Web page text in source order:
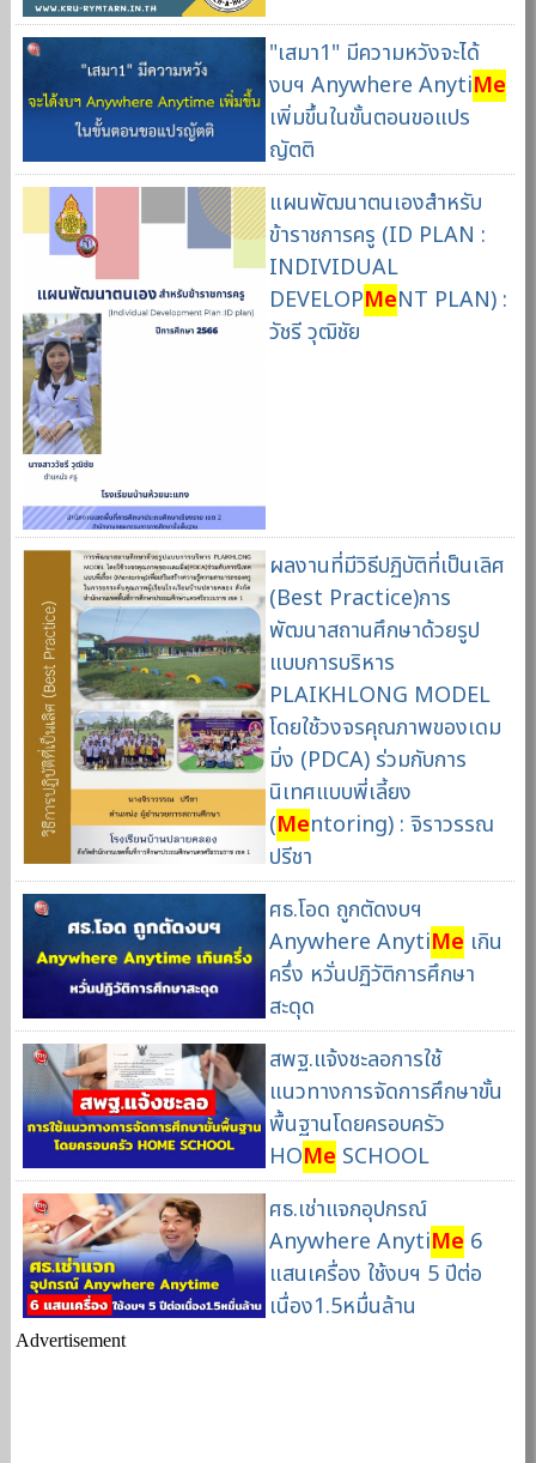
"เสมา1" มีความหวังจะได้
งบฯ Anywhere AnytiMe
เพิ่มขึ้นในขั้นตอนขอแปร
ญัตติ
แผนพัฒนาตนเองสำหรับ
ข้าราชการครู (ID PLAN :
INDIVIDUAL
DEVELOPMeNT PLAN) :
วัชรี วุฒิชัย
ผลงานที่มีวิธีปฏิบัติที่เป็นเลิศ
(Best Practice)การ
พัฒนาสถานศึกษาด้วยรูป
แบบการบริหาร
PLAIKHLONG MODEL
โดยใช้วงจรคุณภาพของเดม
มิ่ง (PDCA) ร่วมกับการ
นิเทศแบบพี่เลี้ยง
(Mentoring) : จิราวรรณ
ปรีชา
ศธ.โอด ถูกตัดงบฯ
Anywhere AnytiMe เกิน
ครึ่ง หวั่นปฏิวัติการศึกษา
สะดุด
สพฐ.แจ้งชะลอการใช้
แนวทางการจัดการศึกษาขั้น
พื้นฐานโดยครอบครัว
HOMe SCHOOL
ศธ.เช่าแจกอุปกรณ์
Anywhere AnytiMe 6
แสนเครื่อง ใช้งบฯ 5 ปีต่อ
เนื่อง1.5หมื่นล้าน
Advertisement